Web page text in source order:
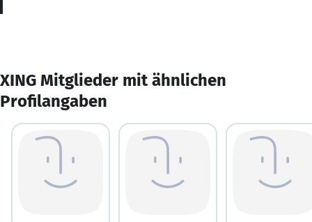
XING Mitglieder mit ähnlichen
Profilangaben